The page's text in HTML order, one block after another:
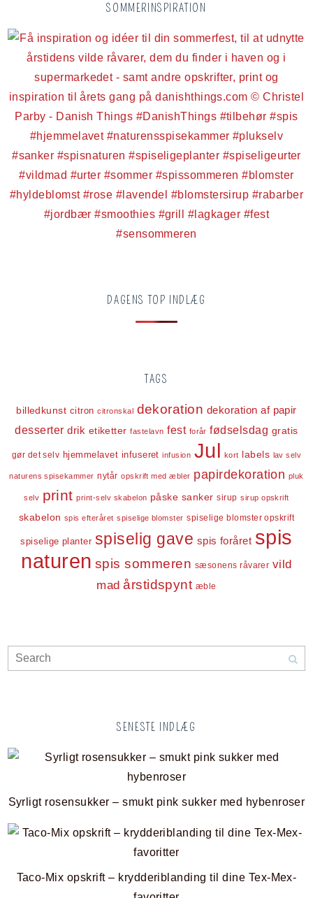
SOMMERINSPIRATION
DAGENS TOP INDLÆG
TAGS
billedkunst citron citronskal dekoration dekoration af papir
desserter drik etiketter fastelavn fest forår fødselsdag gratis
gør det selv hjemmelavet infuseret infusion Jul kort labels lav selv
naturens spisekammer nytår opskrift med æbler papirdekoration pluk
selv print print-selv skabelon påske sanker sirup sirup opskrift
skabelon spis efteråret spiselige blomster spiselige blomster opskrift
spiselige planter spiselig gave spis foråret spis
naturen spis sommeren sæsonens råvarer vild
mad årstidspynt æble
SENESTE INDLÆG
Syrligt rosensukker – smukt pink sukker med hybenroser
Taco-Mix opskrift – krydderiblanding til dine Tex-Mex-